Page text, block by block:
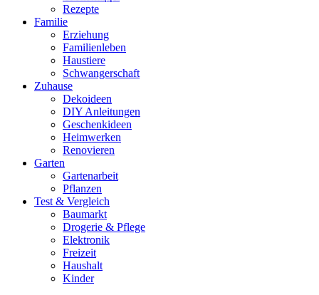
Rezepte
Familie
Erziehung
Familienleben
Haustiere
Schwangerschaft
Zuhause
Dekoideen
DIY Anleitungen
Geschenkideen
Heimwerken
Renovieren
Garten
Gartenarbeit
Pflanzen
Test & Vergleich
Baumarkt
Drogerie & Pflege
Elektronik
Freizeit
Haushalt
Kinder